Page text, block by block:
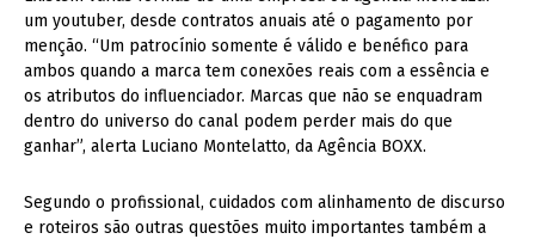
um youtuber, desde contratos anuais até o pagamento por
menção. “Um patrocínio somente é válido e benéfico para
ambos quando a marca tem conexões reais com a essência e
os atributos do influenciador. Marcas que não se enquadram
dentro do universo do canal podem perder mais do que
ganhar”, alerta Luciano Montelatto, da Agência BOXX.
Segundo o profissional, cuidados com alinhamento de discurso
e roteiros são outras questões muito importantes também a